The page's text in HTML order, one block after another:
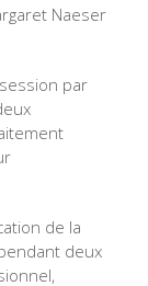
Naeser
par
de la
deux